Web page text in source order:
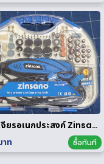
เครื่องเจียรอเนกประสงค์ Zinsano รุ่น MG135E [ มือสอง ]
ท
ซื้อทันที